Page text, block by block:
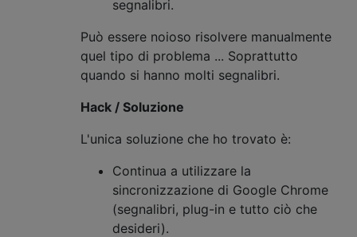
segnalibri.
Può essere noioso risolvere manualmente
quel tipo di problema ... Soprattutto
quando si hanno molti segnalibri.
Hack / Soluzione
L'unica soluzione che ho trovato è:
Continua a utilizzare la
sincronizzazione di Google Chrome
(segnalibri, plug-in e tutto ciò che
desideri).